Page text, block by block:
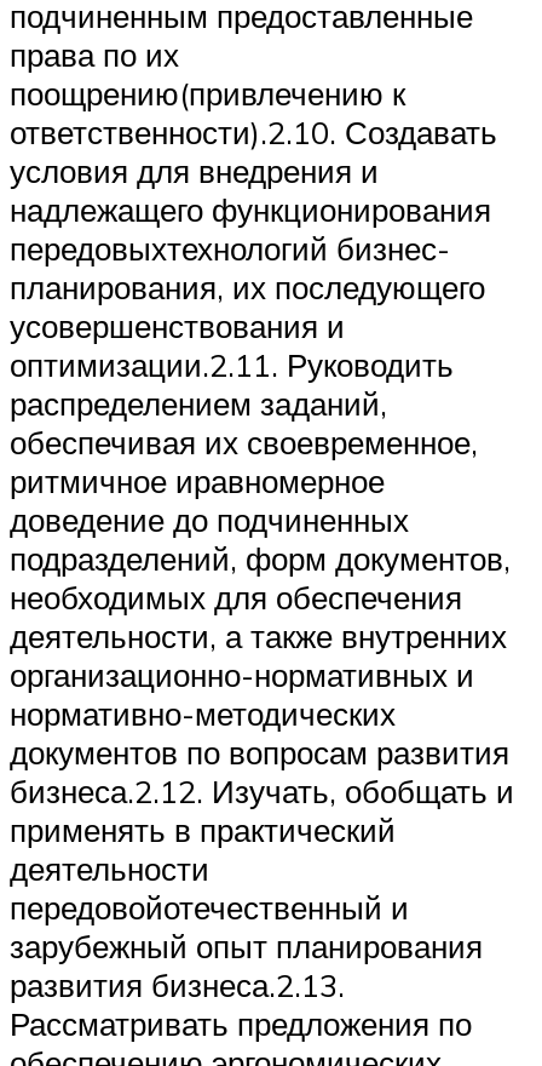
подчиненным предоставленные
права по их
поощрению(привлечению к
ответственности).2.10. Создавать
условия для внедрения и
надлежащего функционирования
передовыхтехнологий бизнес-
планирования, их последующего
усовершенствования и
оптимизации.2.11. Руководить
распределением заданий,
обеспечивая их своевременное,
ритмичное иравномерное
доведение до подчиненных
подразделений, форм документов,
необходимых для обеспечения
деятельности, а также внутренних
организационно-нормативных и
нормативно-методических
документов по вопросам развития
бизнеса.2.12. Изучать, обобщать и
применять в практический
деятельности
передовойотечественный и
зарубежный опыт планирования
развития бизнеса.2.13.
Рассматривать предложения по